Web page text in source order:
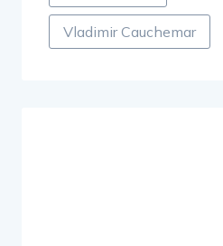
Vladimir Cauchemar